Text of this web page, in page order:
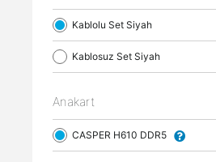
Kablolu Set Siyah
Kablosuz Set Siyah
Anakart
CASPER H610 DDR5